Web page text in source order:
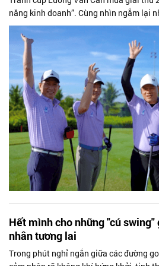
năng kinh doanh”. Cùng nhìn ngắm lại
cảm xúc của các...
Hết mình cho những "cú
nhân tương lai
Trong phút nghỉ ngắn giữa các đường